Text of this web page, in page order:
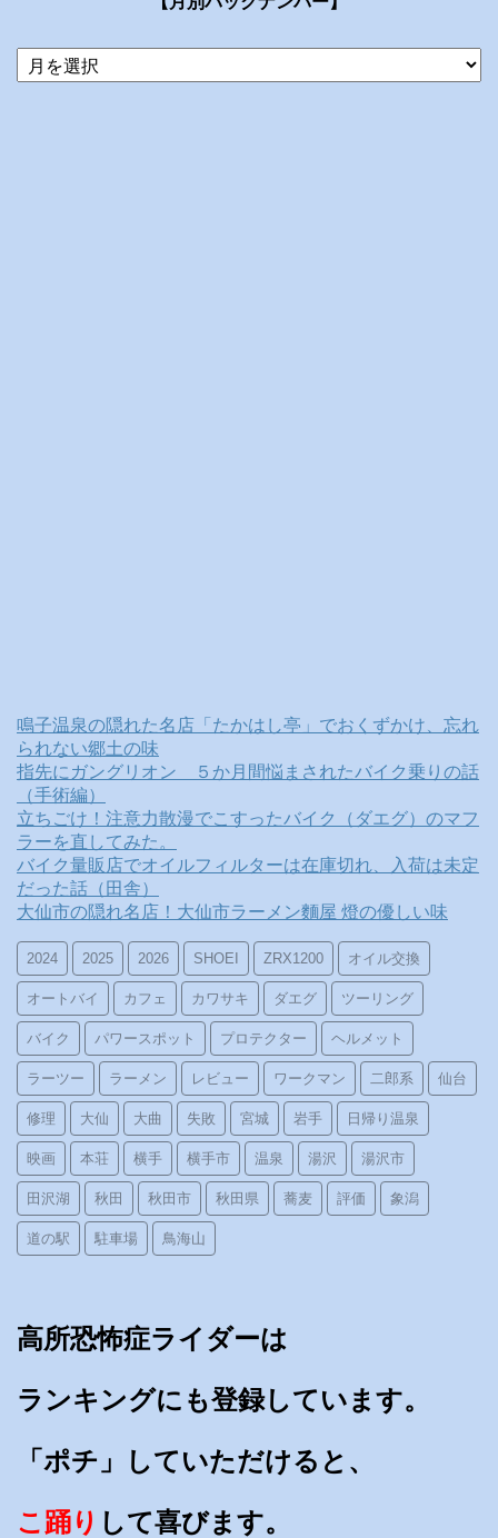
当
ブ
鳴子温泉の隠れた名店「たかはし亭」でおくずかけ、忘れ
られない郷土の味
指先にガングリオン ５か月間悩まされたバイク乗りの話
（手術編）
立ちごけ！注意力散漫でこすったバイク（ダエグ）のマフ
ラーを直してみた。
バイク量販店でオイルフィルターは在庫切れ、入荷は未定
だった話（田舎）
大仙市の隠れ名店！大仙市ラーメン麵屋 燈の優しい味
2024 2025 2026 SHOEI ZRX1200 オイル交換
オートバイ カフェ カワサキ ダエグ ツーリング
バイク パワースポット プロテクター ヘルメット
ラーツー ラーメン レビュー ワークマン 二郎系 仙台
修理 大仙 大曲 失敗 宮城 岩手 日帰り温泉
映画 本荘 横手 横手市 温泉 湯沢 湯沢市
田沢湖 秋田 秋田市 秋田県 蕎麦 評価 象潟
道の駅 駐車場 鳥海山
高所恐怖症ライダーは
ランキングにも登録しています。
「ポチ」していただけると、
こ踊り して喜びます。